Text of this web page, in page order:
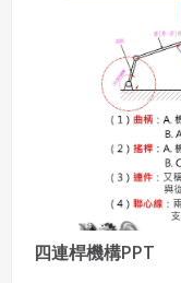
四連桿機構PPT